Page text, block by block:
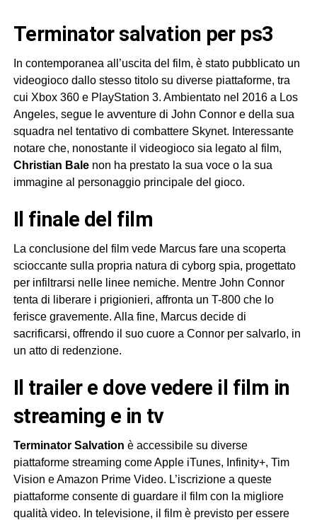
terminator salvation per ps3
In contemporanea all’uscita del film, è stato pubblicato un
videogioco dallo stesso titolo su diverse piattaforme, tra
cui Xbox 360 e PlayStation 3. Ambientato nel 2016 a Los
Angeles, segue le avventure di John Connor e della sua
squadra nel tentativo di combattere Skynet. Interessante
notare che, nonostante il videogioco sia legato al film,
Christian Balenon ha prestato la sua voce o la sua
immagine al personaggio principale del gioco.
il finale del film
La conclusione del film vede Marcus fare una scoperta
scioccante sulla propria natura di cyborg spia, progettato
per infiltrarsi nelle linee nemiche. Mentre John Connor
tenta di liberare i prigionieri, affronta un T-800 che lo
ferisce gravemente. Alla fine, Marcus decide di
sacrificarsi, offrendo il suo cuore a Connor per salvarlo, in
un atto di redenzione.
il trailer e dove vedere il film in
streaming e in tv
Terminator Salvation è accessibile su diverse
piattaforme streaming come Apple iTunes, Infinity+, Tim
Vision e Amazon Prime Video. L’iscrizione a queste
piattaforme consente di guardare il film con la migliore
qualità video. In televisione, il film è previsto per essere